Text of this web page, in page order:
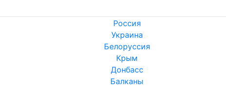
Россия
Украина
Белоруссия
Крым
Донбасс
Балканы